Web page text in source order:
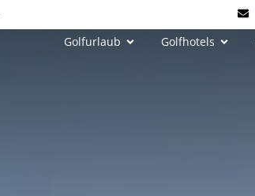
Golfurlaub Golfhotels